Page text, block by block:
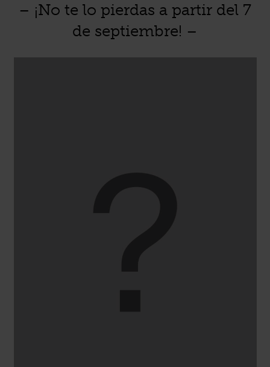
– ¡No te lo pierdas a partir del 7
de septiembre! –